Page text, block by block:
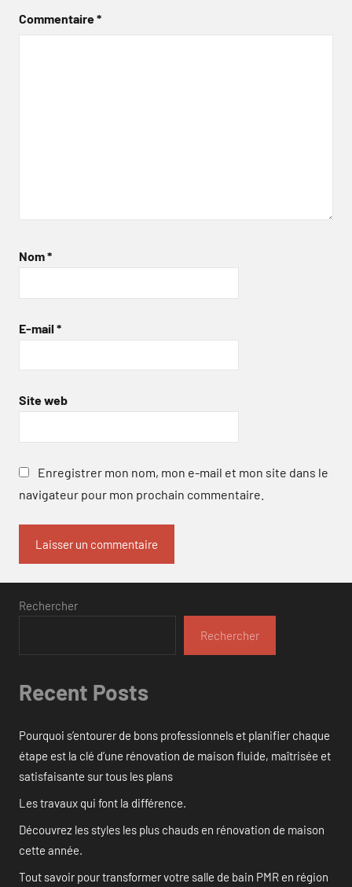
Commentaire*
Nom*
E-mail *
Site web
Enregistrer mon nom, mon e-mail et mon site dans le
navigateur pour mon prochain commentaire.
Rechercher
Rechercher
Recent Posts
Pourquoi s’entourer de bons professionnels et planifier chaque
étape est la clé d’une rénovation de maison fluide, maîtrisée et
satisfaisante sur tous les plans
Les travaux qui font la différence.
Découvrez les styles les plus chauds en rénovation de maison
cette année.
Tout savoir pour transformer votre salle de bain PMR en région